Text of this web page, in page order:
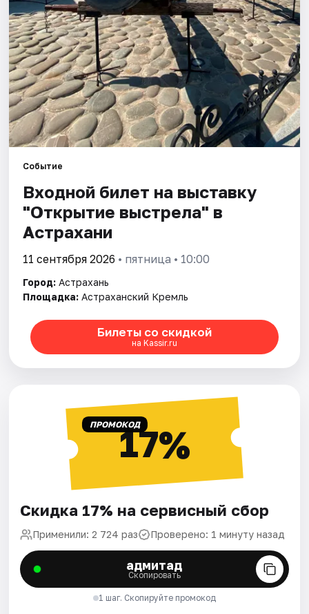
Рейтинги
Событие
Входной билет на выставку
"Открытие выстрела" в
Астрахани
11 сентября 2026 • пятница • 10:00
Город: Астрахань
Площадка: Астраханский Кремль
Билеты со скидкой
на Kassir.ru
ПРОМОКОД17%
Скидка 17% на сервисный сбор
Применили: 2 724 раз Проверено: 1 минуту назад
адмитад
Скопировать
1 шаг. Скопируйте промокод